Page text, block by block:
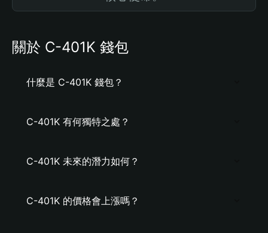
關於 C-401K 錢包
什麼是 C-401K 錢包？
C-401K 有何獨特之處？
C-401K 未來的潛力如何？
C-401K 的價格會上漲嗎？